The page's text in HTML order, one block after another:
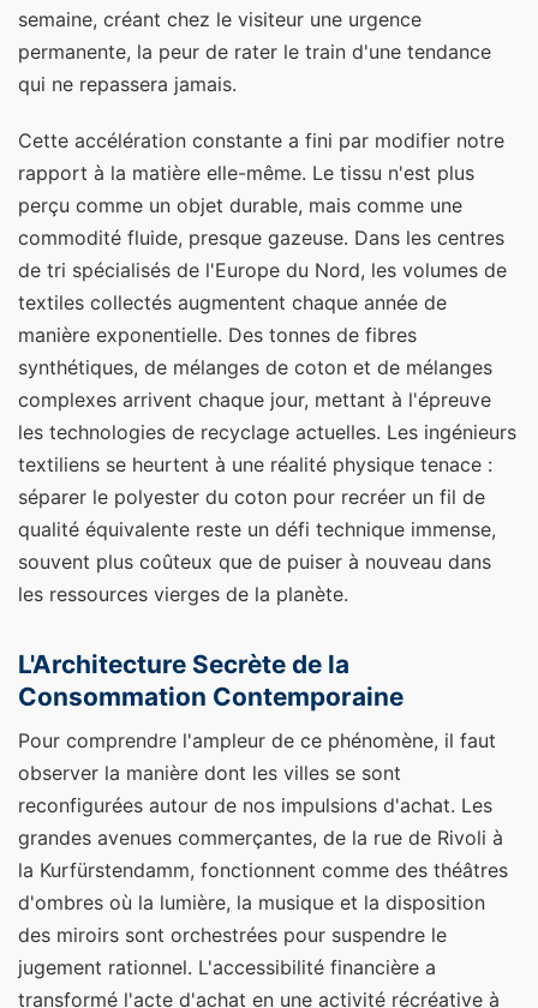
semaine, créant chez le visiteur une urgence
permanente, la peur de rater le train d'une tendance
qui ne repassera jamais.
Cette accélération constante a fini par modifier notre
rapport à la matière elle-même. Le tissu n'est plus
perçu comme un objet durable, mais comme une
commodité fluide, presque gazeuse. Dans les centres
de tri spécialisés de l'Europe du Nord, les volumes de
textiles collectés augmentent chaque année de
manière exponentielle. Des tonnes de fibres
synthétiques, de mélanges de coton et de mélanges
complexes arrivent chaque jour, mettant à l'épreuve
les technologies de recyclage actuelles. Les ingénieurs
textiliens se heurtent à une réalité physique tenace :
séparer le polyester du coton pour recréer un fil de
qualité équivalente reste un défi technique immense,
souvent plus coûteux que de puiser à nouveau dans
les ressources vierges de la planète.
L'Architecture Secrète de la
Consommation Contemporaine
Pour comprendre l'ampleur de ce phénomène, il faut
observer la manière dont les villes se sont
reconfigurées autour de nos impulsions d'achat. Les
grandes avenues commerçantes, de la rue de Rivoli à
la Kurfürstendamm, fonctionnent comme des théâtres
d'ombres où la lumière, la musique et la disposition
des miroirs sont orchestrées pour suspendre le
jugement rationnel. L'accessibilité financière a
transformé l'acte d'achat en une activité récréative à